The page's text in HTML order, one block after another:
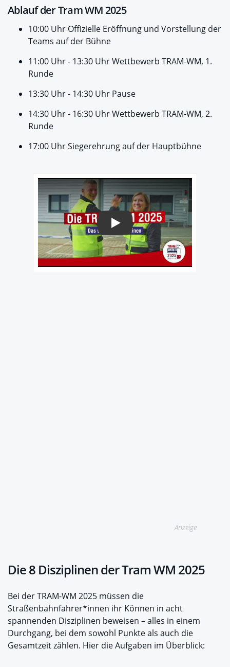
Ablauf der Tram WM 2025
10:00 Uhr Offizielle Eröffnung und Vorstellung der
Teams auf der Bühne
11:00 Uhr - 13:30 Uhr Wettbewerb TRAM-WM, 1.
Runde
13:30 Uhr - 14:30 Uhr Pause
14:30 Uhr - 16:30 Uhr Wettbewerb TRAM-WM, 2.
Runde
17:00 Uhr Siegerehrung auf der Hauptbühne
Play
Anzeige
Die 8 Disziplinen der Tram WM 2025
Bei der TRAM-WM 2025 müssen die
Straßenbahnfahrer*innen ihr Können in acht
spannenden Disziplinen beweisen – alles in einem
Durchgang, bei dem sowohl Punkte als auch die
Gesamtzeit zählen. Hier die Aufgaben im Überblick: